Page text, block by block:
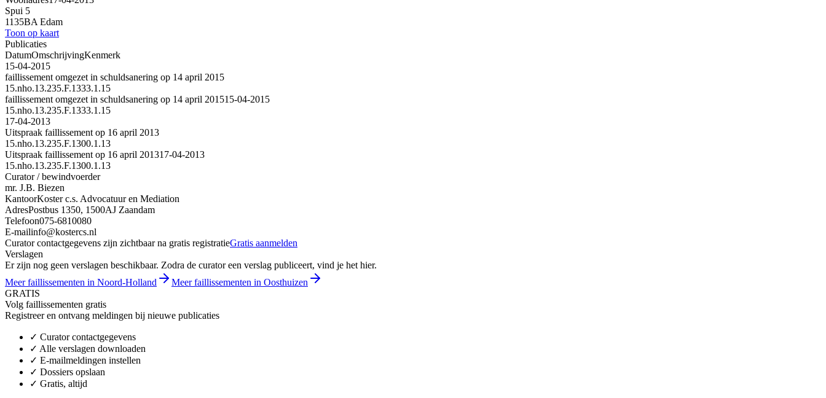
Spui 5
1135BA Edam
Toon op kaart
Publicaties
DatumOmschrijvingKenmerk
15-04-2015
faillissement omgezet in schuldsanering op 14 april 2015
15.nho.13.235.F.1333.1.15
faillissement omgezet in schuldsanering op 14 april 201515-04-2015
15.nho.13.235.F.1333.1.15
17-04-2013
Uitspraak faillissement op 16 april 2013
15.nho.13.235.F.1300.1.13
Uitspraak faillissement op 16 april 201317-04-2013
15.nho.13.235.F.1300.1.13
Curator / bewindvoerder
mr. J.B. Biezen
KantoorKoster c.s. Advocatuur en Mediation
AdresPostbus 1350, 1500AJ Zaandam
Telefoon075-6810080
E-mailinfo@kostercs.nl
Curator contactgegevens zijn zichtbaar na gratis registratieGratis aanmelden
Verslagen
Er zijn nog geen verslagen beschikbaar. Zodra de curator een verslag publiceert, vind je het hier.
Meer faillissementen in Noord-Holland
Meer faillissementen in Oosthuizen
GRATIS
Volg faillissementen gratis
Registreer en ontvang meldingen bij nieuwe publicaties
✓ Curator contactgegevens
✓ Alle verslagen downloaden
✓ E-mailmeldingen instellen
✓ Dossiers opslaan
✓ Gratis, altijd